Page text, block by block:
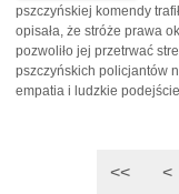
pszczyńskiej komendy
opisała, że stróże prawa
pozwoliło jej przetrwać
pszczyńskich policjantów
empatia i ludzkie
<< <